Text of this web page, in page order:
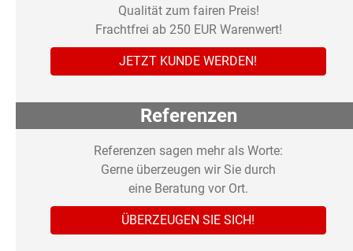
Qualität zum fairen Preis!
Frachtfrei ab 250 EUR Warenwert!
JETZT KUNDE WERDEN!
Referenzen
Referenzen sagen mehr als Worte:
Gerne überzeugen wir Sie durch
eine Beratung vor Ort.
ÜBERZEUGEN SIE SICH!